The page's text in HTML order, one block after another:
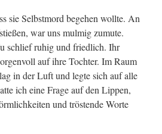
sie Selbstmord begehen wollte. An
war uns mulmig zumute.
schlief ruhig und friedlich. Ihr
auf ihre Tochter. Im Raum
in der Luft und legte sich auf alle
ich eine Frage auf den Lippen,
und tröstende Worte